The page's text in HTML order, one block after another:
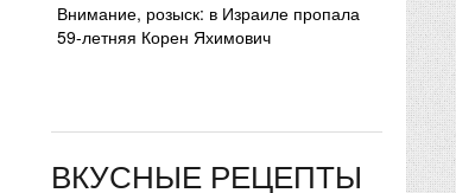
Внимание, розыск: в Израиле пропала
59-летняя Корен Яхимович
ВКУСНЫЕ РЕЦЕПТЫ